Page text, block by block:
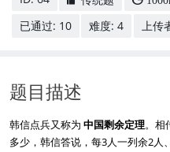
已通过: 10
难度: 4 上传
题目描述
韩信点兵又称为中国剩余定理。相
多少，韩信答说，每3人一列余2人